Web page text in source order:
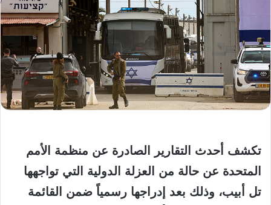
تكشف أحدث التقارير الصادرة عن منظمة الأمم
المتحدة عن حالة من العزلة الدولية التي تواجهها
تل أبيب، وذلك بعد إدراجها رسمياً ضمن القائمة